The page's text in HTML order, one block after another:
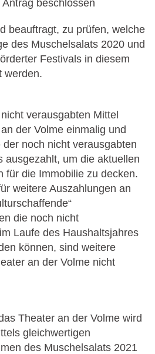
beschlossen
beauftragt, zu prüfen, welche
des Muschelsalats 2020 und
Festivals in diesem
werden.
verausgabten Mittel
der Volme einmalig und
noch nicht verausgabten
ausgezahlt, um die aktuellen
für die Immobilie zu decken.
weitere Auszahlungen an
die noch nicht
Laufe des Haushaltsjahres
können, sind weitere
an der Volme nicht
Theater an der Volme wird
gleichwertigen
des Muschelsalats 2021